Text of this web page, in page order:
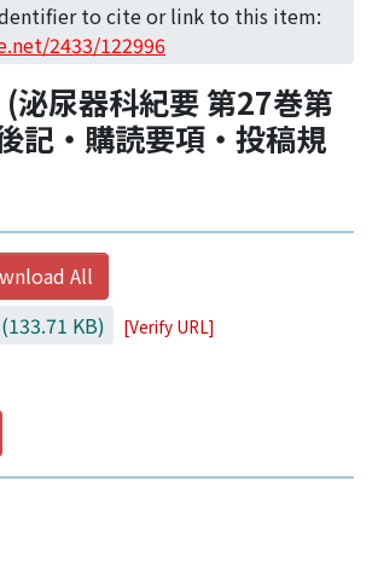
to cite or link to this item:
2433/122996
泌尿器科紀要 第27巻第
記・購読要項・投稿規
All
(133.71 KB) [Verify URL]